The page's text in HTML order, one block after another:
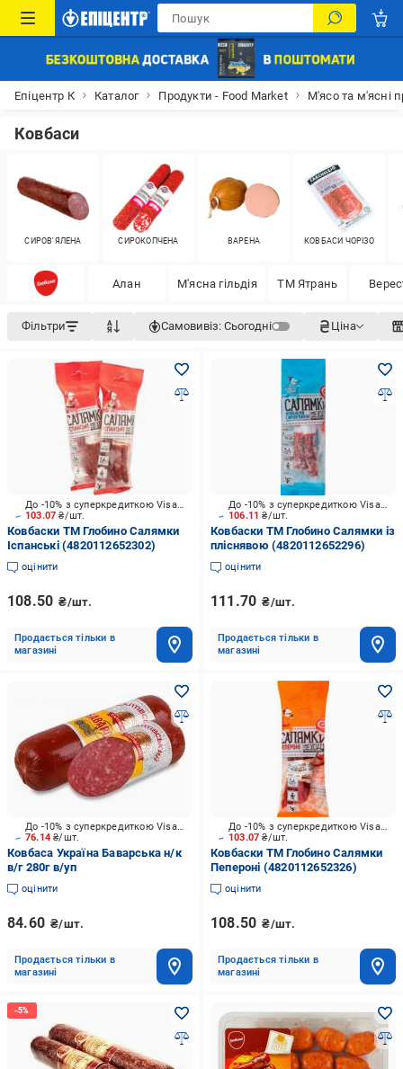
Епіцентр К Каталог Продукти - Food Market М'ясо та м'ясні
Ковбаси
СИРОВ'ЯЛЕНА СИРОКОПЧЕНА ВАРЕНА КОВБАСИ ЧОРІЗО
Алан М'ясна гільдія ТМ Ятрань
Фільтри Самовивіз: Сьогодні Ціна
103.07₴/шт.
До -10% з суперкредиткою Visa Вигода
Ковбаски ТМ Глобино Салямки
Іспанські (4820112652302)
оцінити
108.50 ₴/шт.
Продається тільки в
магазині
106.11₴/шт.
До -10% з суперкредиткою Visa Вигода
Ковбаски ТМ Глобино Салямки із
пліснявою (4820112652296)
оцінити
111.70 ₴/шт.
Продається тільки в
магазині
76.14₴/шт.
До -10% з суперкредиткою Visa Вигода
Ковбаса Україна Баварська н/к
в/г 280г в/уп
оцінити
84.60 ₴/шт.
Продається тільки в
магазині
103.07₴/шт.
До -10% з суперкредиткою Visa Вигода
Ковбаски ТМ Глобино Салямки
Пепероні (4820112652326)
оцінити
108.50 ₴/шт.
Продається тільки в
магазині